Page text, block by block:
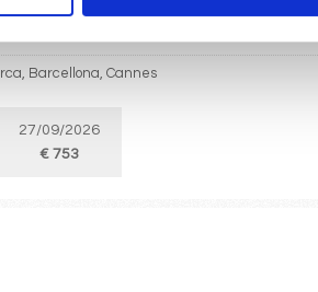
Barcellona, Cannes
27/09/2026
€ 753